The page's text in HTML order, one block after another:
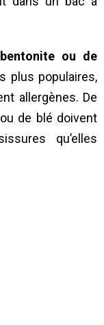
ou de
plus populaires,
allergènes. De
de blé doivent
qu’elles